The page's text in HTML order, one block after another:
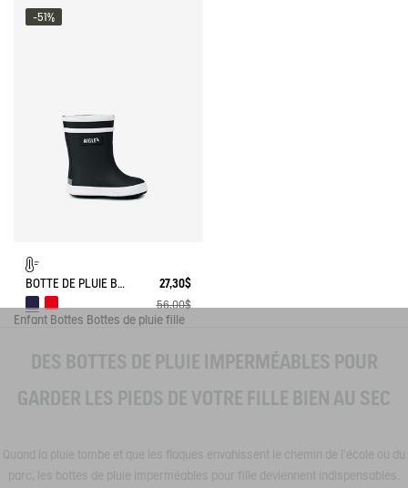
BOTTE DE PLUIE BABY FLAC FOURRÉE 27,30$
-51%
56,00$
Enfant Bottes Bottes de pluie fille
DES BOTTES DE PLUIE IMPERMÉABLES POUR
GARDER LES PIEDS DE VOTRE FILLE BIEN AU SEC
Quand la pluie tombe et que les flaques envahissent le chemin de l’école ou du
parc, les bottes de pluie imperméables pour fille deviennent indispensables.